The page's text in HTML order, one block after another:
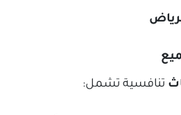
تنافسية تشمل: